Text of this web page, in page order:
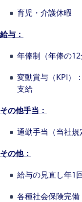
育児・介護休暇
給与：
年俸制（年俸の
変動賞与（KPI）
支給
その他手当：
通勤手当（当社規
その他：
給与の見直し年1
各種社会保険完